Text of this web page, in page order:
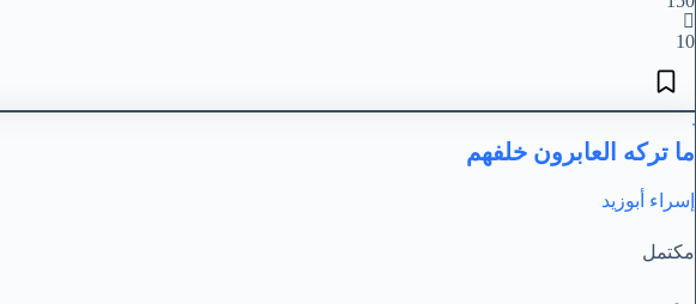
10
ما تركه العابرون خلفهم
إسراء أبوزيد
مكتمل